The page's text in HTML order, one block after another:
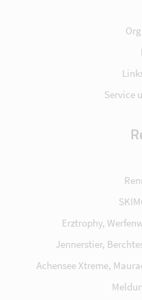
Service
Erztrophy,
Jennerstier,
Achensee Xtreme,